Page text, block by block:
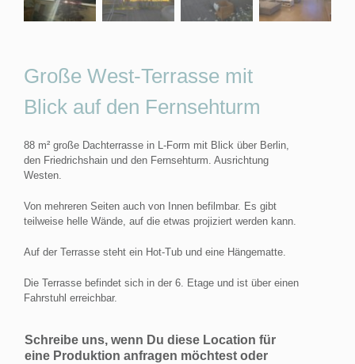
Große West-Terrasse mit
Blick auf den Fernsehturm
88 m² große Dachterrasse in L-Form mit Blick über Berlin,
den Friedrichshain und den Fernsehturm. Ausrichtung
Westen.
Von mehreren Seiten auch von Innen befilmbar. Es gibt
teilweise helle Wände, auf die etwas projiziert werden kann.
Auf der Terrasse steht ein Hot-Tub und eine Hängematte.
Die Terrasse befindet sich in der 6. Etage und ist über einen
Fahrstuhl erreichbar.
Schreibe uns, wenn Du diese Location für
eine Produktion anfragen möchtest oder